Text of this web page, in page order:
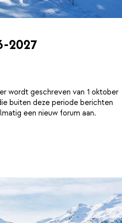
2027
wordt geschreven van 1 oktober
buiten deze periode berichten
een nieuw forum aan.